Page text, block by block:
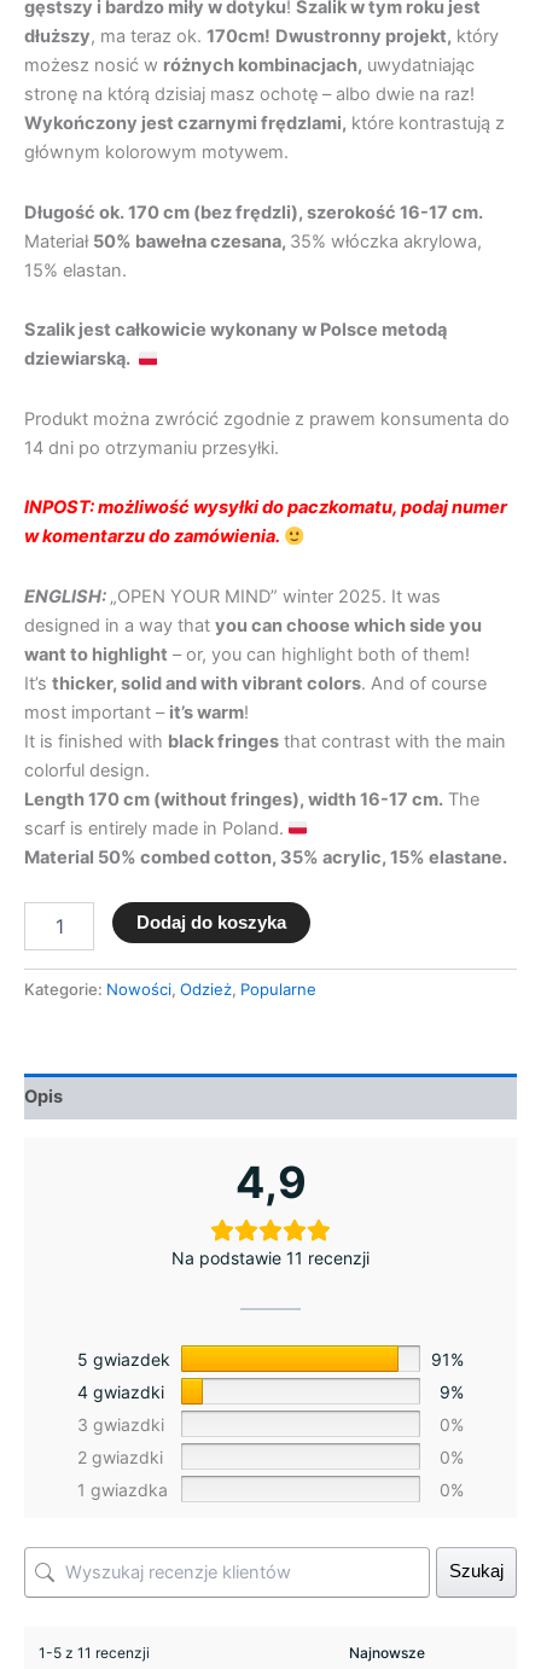
gęstszy i bardzo miły w dotyku! Szalik w tym roku jest
dłuższy, ma teraz ok. 170cm! Dwustronny projekt, który
możesz nosić w różnych kombinacjach, uwydatniając
stronę na którą dzisiaj masz ochotę – albo dwie na raz!
Wykończony jest czarnymi frędzlami, które kontrastują z
głównym kolorowym motywem.
Długość ok. 170 cm (bez frędzli), szerokość 16-17 cm.
Materiał 50% bawełna czesana, 35% włóczka akrylowa,
15% elastan.
Szalik jest całkowicie wykonany w Polsce metodą
dziewiarską.
Produkt można zwrócić zgodnie z prawem konsumenta do
14 dni po otrzymaniu przesyłki.
INPOST: możliwość wysyłki do paczkomatu, podaj numer
w komentarzu do zamówienia.
ENGLISH: „OPEN YOUR MIND” winter 2025. It was
designed in a way that you can choose which side you
want to highlight – or, you can highlight both of them!
It’s thicker, solid and with vibrant colors. And of course
most important – it’s warm!
It is finished with black fringes that contrast with the main
colorful design.
Length 170 cm (without fringes), width 16-17 cm. The
scarf is entirely made in Poland.
Material 50% combed cotton, 35% acrylic, 15% elastane.
Dodaj do koszyka
Kategorie: Nowości, Odzież, Popularne
Opis
4,9
Na podstawie 11 recenzji
5 gwiazdek
91%
4 gwiazdki
9%
3 gwiazdki
0%
2 gwiazdki
0%
1 gwiazdka
0%
Szukaj
1-5 z 11 recenzji